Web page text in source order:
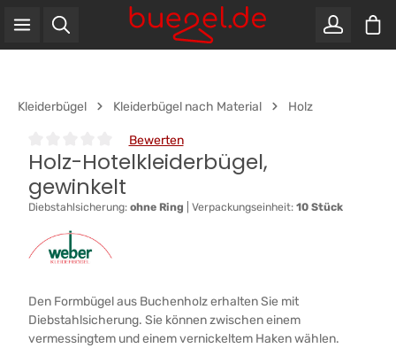
Zum Hauptinhalt springen
Kleiderbügel Kleiderbügel nach Material Holz
Durchschnittliche Bewertung von 0 von 5 Sternen
Bewerten
Holz-Hotelkleiderbügel,
gewinkelt
Diebstahlsicherung: ohne Ring Verpackungseinheit: 10 Stück
Den Formbügel aus Buchenholz erhalten Sie mit
Diebstahlsicherung. Sie können zwischen einem
vermessingtem und einem vernickeltem Haken wählen.